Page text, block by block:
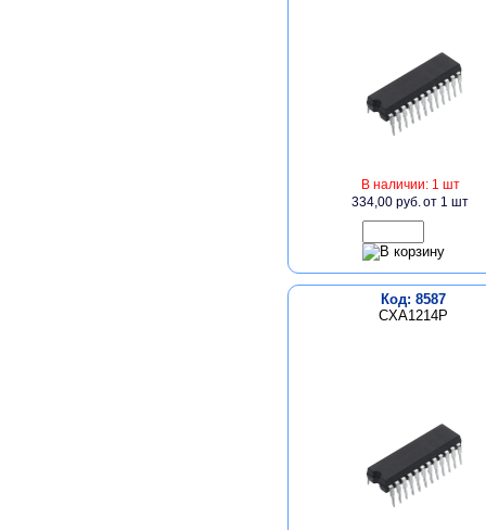
В наличии: 1 шт
334,00 руб.от 1 шт
Код: 8587
CXA1214P